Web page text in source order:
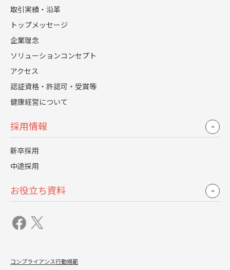
取引実績・沿革
トップメッセージ
企業理念
ソリューションコンセプト
アクセス
認証資格・許認可・受賞等
健康経営について
採用情報
新卒採用
中途採用
お役立ち資料
コンプライアンス行動規範
採用市場3つの変化（2023-2025）と数字で見
る危機感
近年の採用市場には3つの大きな変化が生じています。
第一に、有効求人倍率の上昇です。
2023年から2025年にかけて、特に専門職やIT人材の求人倍
率は3.0倍を超え、企業間の人材獲得競争が激化していま
第二に、紹介手数料の高騰です。
35%を超える業界も出てきています。
第三に、エージェントによる「注力企業」の選別比率の高
大手エージェントでは取引企業の約20%にリソースの80%